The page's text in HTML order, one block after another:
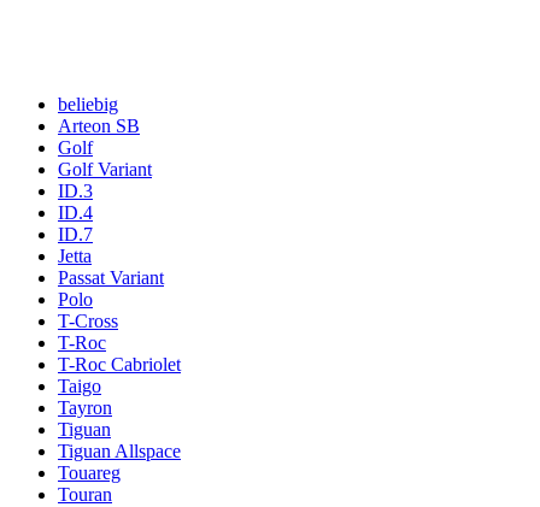
beliebig
Arteon SB
Golf
Golf Variant
ID.3
ID.4
ID.7
Jetta
Passat Variant
Polo
T-Cross
T-Roc
T-Roc Cabriolet
Taigo
Tayron
Tiguan
Tiguan Allspace
Touareg
Touran